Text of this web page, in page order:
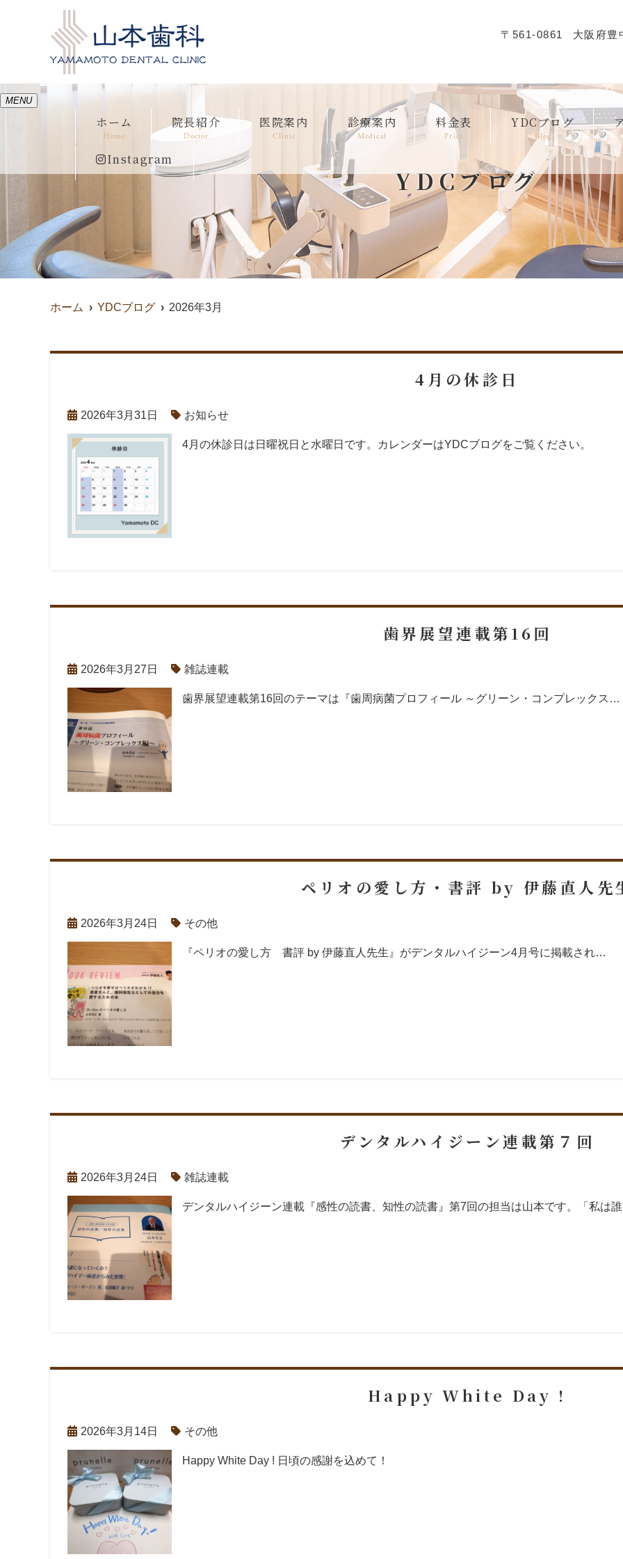
〒561-0861 大阪府
MENU
ホーム
Home
院長紹介
Doctor
医院案内
Clinic
診療案内
Medical
料金表
Price
YDCブログ
Blog
Instagram
YDCブログ
ホーム YDCブログ 2026年3月
4月の休診日
2026年3月31日 お知らせ
4月の休診日は日曜祝日と水曜日です。カレンダーはYDCブログをご覧ください。
歯界展望連載第16回
2026年3月27日 雑誌連載
歯界展望連載第16回のテーマは『歯周病菌プロフィール ～グリーン・コンプレックス…
ペリオの愛し方・書評 by 伊藤直人先
2026年3月24日 その他
『ペリオの愛し方 書評 by 伊藤直人先生』がデンタルハイジーン4月号に掲載され…
デンタルハイジーン連載第７回
2026年3月24日 雑誌連載
デンタルハイジーン連載『感性の読書、知性の読書』第7回の担当は山本です。「私は
Happy White Day !
2026年3月14日 その他
Happy White Day ! 日頃の感謝を込めて！